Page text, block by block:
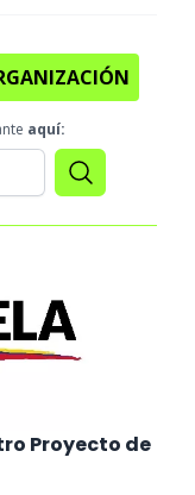
aquí:
Proyecto de